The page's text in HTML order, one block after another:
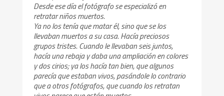
Desde ese día el fotógrafo se especializó en
retratar niños muertos.
Ya no los tenía que matar él, sino que se los
llevaban muertos a su casa. Hacía preciosos
grupos tristes. Cuando le llevaban seis juntos,
hacía una rebaja y daba una ampliación en colores
y dos cirios; ya los hacía tan bien, que algunos
parecía que estaban vivos, pasándole lo contrario
que a otros fotógrafos, que cuando los retratan